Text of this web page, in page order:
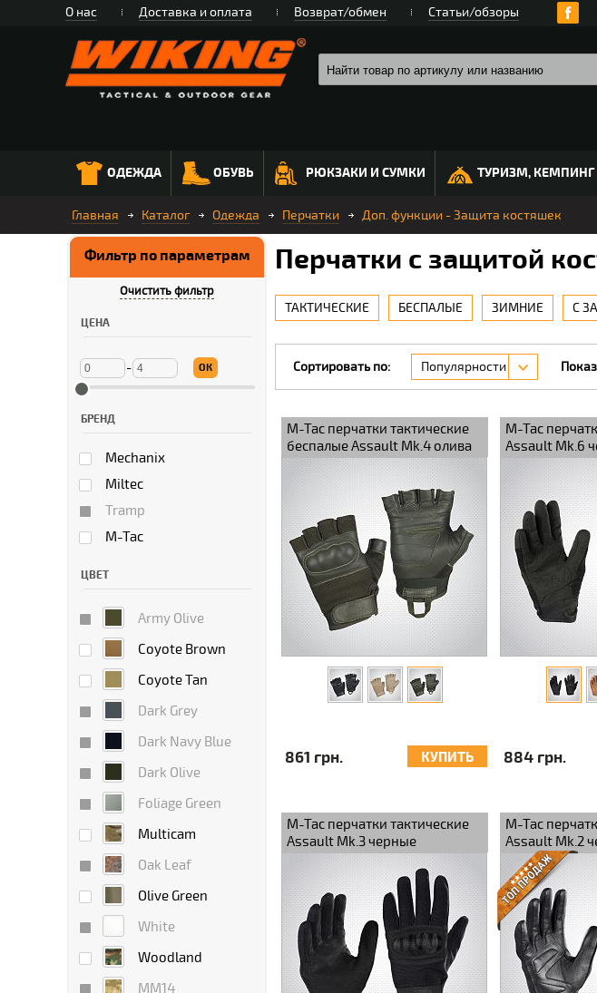
О нас Доставка и оплата Возврат/обмен Статьи/обзоры
ОДЕЖДА ОБУВЬ РЮКЗАКИ И СУМКИ ТУРИЗМ, КЕМПИНГ
Главная Каталог Одежда Перчатки Доп. функции - Защита костяшек
Перчатки с защитой
Фильтр по параметрам
Очистить фильтр
ЦЕНА
- ОК
БРЕНД
Mechanix
Miltec
Tramp
M-Tac
ЦВЕТ
Army Olive
Coyote Brown
Coyote Tan
Dark Grey
Dark Navy Blue
Dark Olive
Foliage Green
Multicam
Oak Leaf
Olive Green
White
Woodland
ММ14
ТАКТИЧЕСКИЕ БЕСПАЛЫЕ ЗИМНИЕ С
Сортировать по: Популярности
M-Tac перчатки тактические
беспалые Assault Mk.4 олива
861 грн. КУПИТЬ
M-Tac
Assault Mk.6
884 грн.
M-Tac перчатки тактические
Assault Mk.3 черные
M-Tac
Assault Mk.2